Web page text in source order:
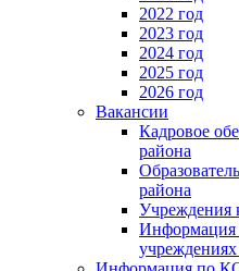
2022 год
2023 год
2024 год
2025 год
2026 год
Вакансии
Кадровое
района
района
Учреждения
Информация